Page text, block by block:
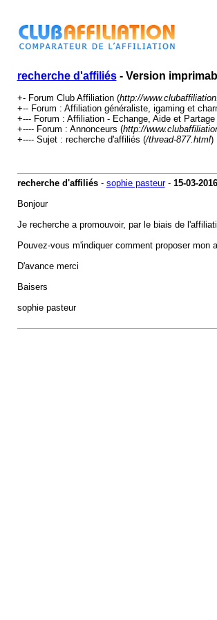
recherche d'affiliés- Version
+- Forum Club Affiliation (http://
+-- Forum : Affiliation généraliste, igaming et
+--- Forum : Affiliation - Echange, Aide et Partage
+---- Forum : Annonceurs (http://
+---- Sujet : recherche d'affiliés (/thread-877.html)
recherche d'affiliés- sophie pasteur- 15-03-2016
Bonjour
Je recherche a promouvoir, par le biais de
Pouvez-vous m'indiquer comment proposer mon
D'avance merci
Baisers
sophie pasteur